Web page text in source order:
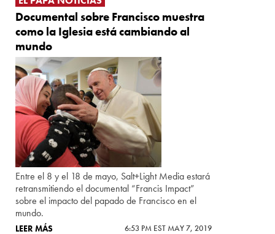
Documental sobre Francisco muestra
como la Iglesia está cambiando al
mundo
Entre el 8 y el 18 de mayo, Salt+Light Media estará
retransmitiendo el documental “Francis Impact”
sobre el impacto del papado de Francisco en el
mundo.
LEER MÁS 6:53 PM EST MAY 7, 2019